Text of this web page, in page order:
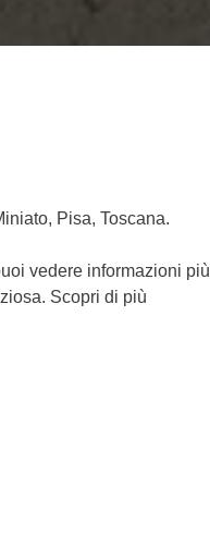
Pisa, Toscana.
vedere informazioni più
Scopri di più